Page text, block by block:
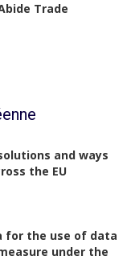
Trade
and ways
the EU
for the use of data
under the